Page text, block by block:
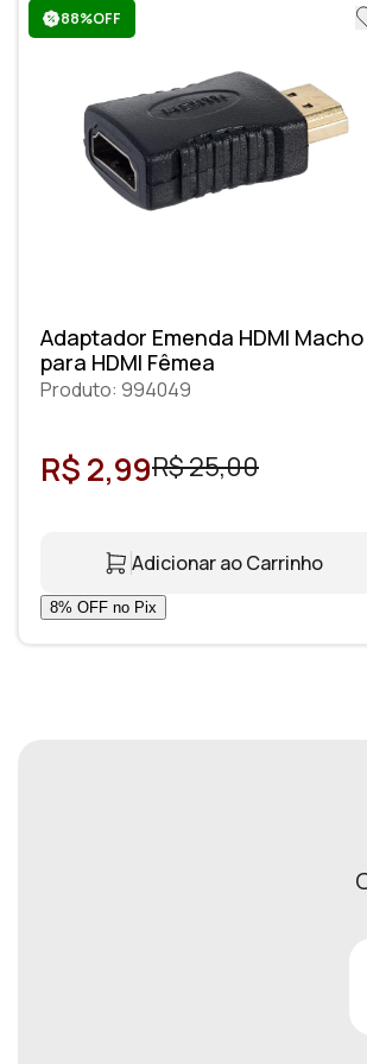
88%OFF
Adaptador Emenda HDMI Macho
para HDMI Fêmea
Produto: 994049
R$ 2,99R$ 25,00
Adicionar ao Carrinho